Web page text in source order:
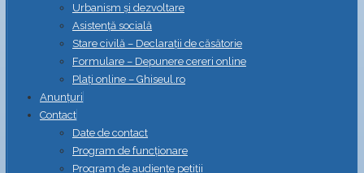
Urbanism și dezvoltare
Asistență socială
Stare civilă – Declarații de căsătorie
Formulare – Depunere cereri online
Plați online – Ghiseul.ro
Anunțuri
Contact
Date de contact
Program de funcționare
Program de audiențe petiții